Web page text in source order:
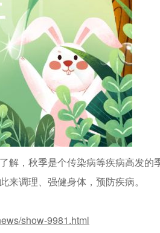
解，秋季是个传染病等疾病高发的
调理、强健身体，预防疾病。
show-9981.html